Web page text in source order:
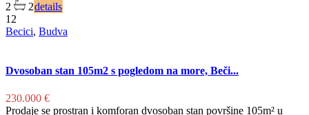
2 2details
12
Becici, Budva
Dvosoban stan 105m2 s pogledom na more, Beči...
230.000 €
Prodaje se prostran i komforan dvosoban stan površine 105m² u